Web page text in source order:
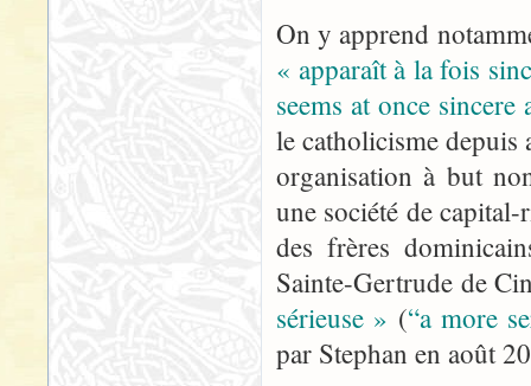
On y apprend
« apparaît à la fois
seems at once
le catholicisme
organisation à but
une société de
des frères
Sainte-Gertrude de
sérieuse » (“a more
par Stephan en août